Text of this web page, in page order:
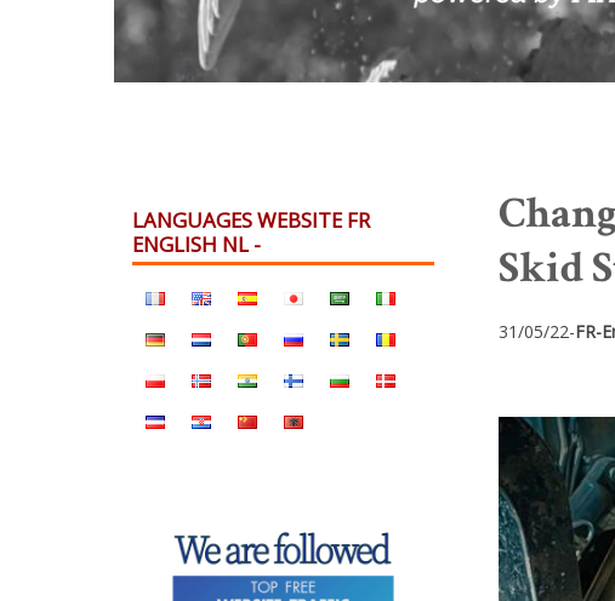
Skid
31/05/22-FR-
LANGUAGES WEBSITE FR
ENGLISH NL -